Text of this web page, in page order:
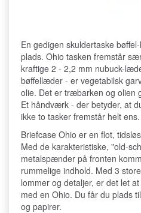
En gedigen skuldertaske
plads. Ohio tasken fremstår
kraftige 2 - 2,2 mm nubuck-
bøffellæder - er vegetabilsk
olie. Det er træbarken og olien
Et håndværk - der betyder, at
ikke to tasker fremstår helt ens.
Briefcase Ohio er en flot,
Med de karakteristiske, "old-
metalspænder på fronten
rummelige indhold. Med 3
lommer og detaljer, er det let
med en Ohio. Du får du plads
og papirer.